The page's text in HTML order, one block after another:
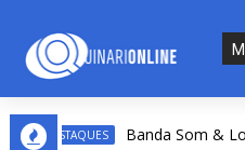
Banda Som & Louvor